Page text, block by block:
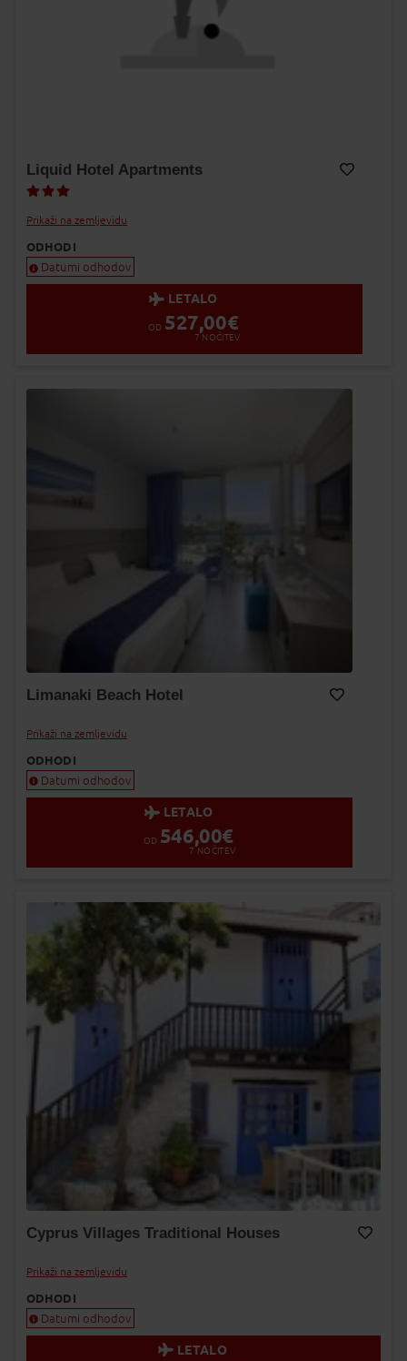
Liquid Hotel Apartments
Prikaži na zemljevidu
ODHODI
Datumi odhodov
LETALO
OD 527,00€
7 NOČITEV
Limanaki Beach Hotel
Prikaži na zemljevidu
ODHODI
Datumi odhodov
LETALO
OD 546,00€
7 NOČITEV
Cyprus Villages Traditional Houses
Prikaži na zemljevidu
ODHODI
Datumi odhodov
LETALO